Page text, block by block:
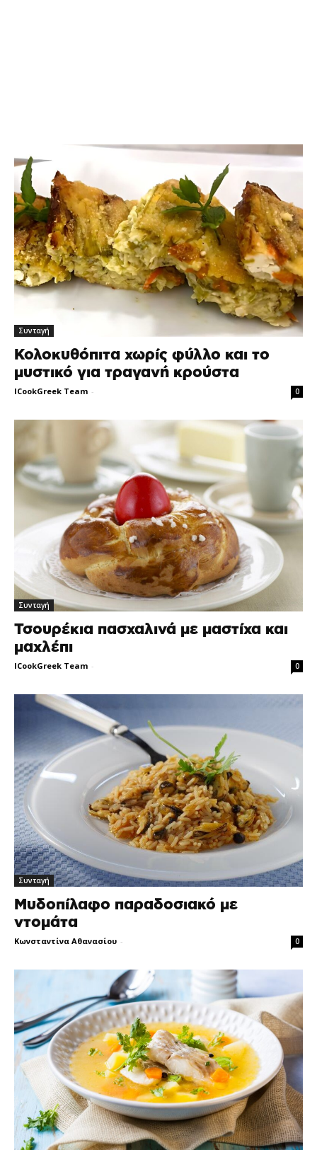
Συνταγή
Κολοκυθόπιτα χωρίς φύλλο και το
μυστικό για τραγανή κρούστα
ICookGreek Team - 0
Συνταγή
Τσουρέκια πασχαλινά με μαστίχα και
μαχλέπι
ICookGreek Team - 0
Συνταγή
Μυδοπίλαφο παραδοσιακό με
ντομάτα
Κωνσταντίνα Αθανασίου - 0